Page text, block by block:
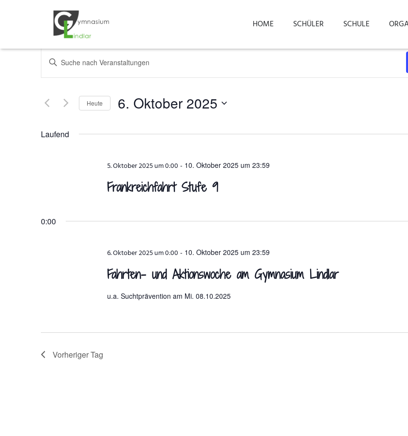
HOME SCHÜLER SCHULE
Veranstaltungen
Suche
und
Ansichten,
Bitte
Schlüsselwort
eingeben.
nach
Heute 6. Oktober 2025
Laufend
5. Oktober 2025 um 0:00 - 10. Oktober 2025 um 23:59
Frankreichfahrt Stufe 9
0:00
6. Oktober 2025 um 0:00 - 10. Oktober 2025 um 23:59
Fahrten- und Aktionswoche am Gymnasium Lindlar
u.a. Suchtprävention am Mi. 08.10.2025
Vorheriger Tag